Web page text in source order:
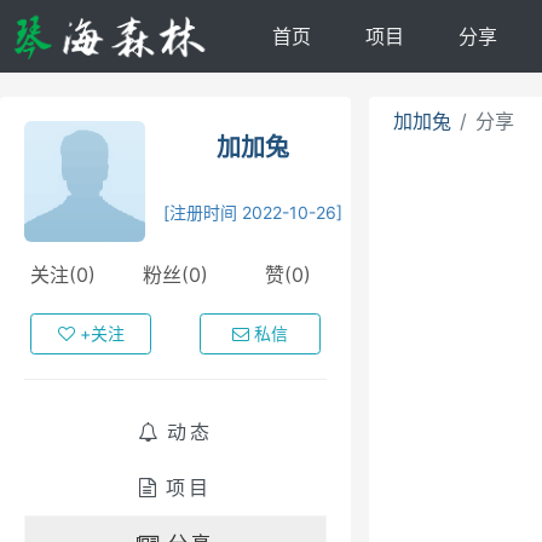
首页 项目 分享
加加兔
[注册时间 2022-10-26]
关注(0) 粉丝(0) 赞(0)
+关注 私信
动态
项目
加加兔 分享